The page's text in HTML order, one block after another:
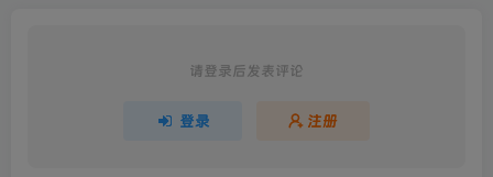
请登录后发表评论
登录 注册